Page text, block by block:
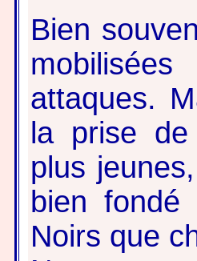
Bien
attaques.
la prise
plus
bien
Noirs que